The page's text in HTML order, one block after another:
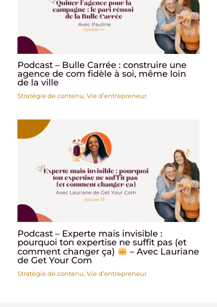
Podcast – Bulle Carrée : construire une
agence de com fidèle à soi, même loin
de la ville
Stratégie de contenu,Vie d’entrepreneur
Podcast – Experte mais invisible :
pourquoi ton expertise ne suffit pas (et
comment changer ça)
– Avec Lauriane
de Get Your Com
Stratégie de contenu,Vie d’entrepreneur